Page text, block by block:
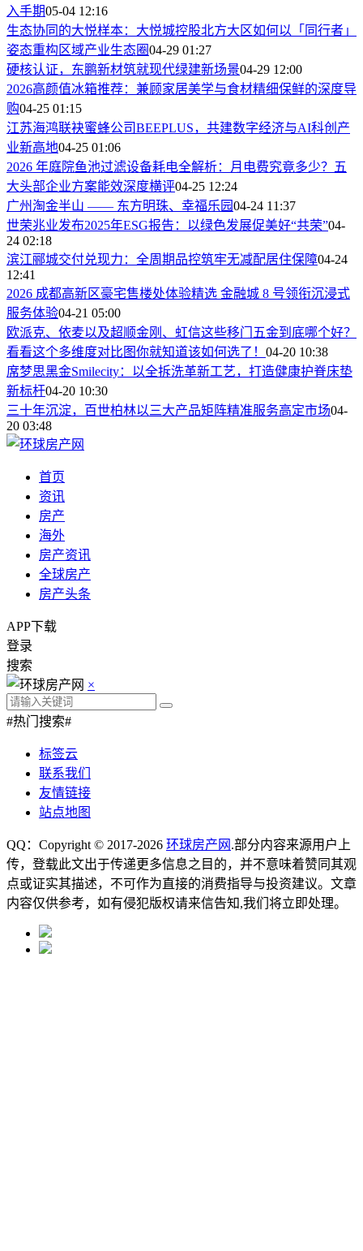
入手期05-04 12:16
生态协同的大悦样本：大悦城控股北方大区如何以「同行者」
姿态重构区域产业生态圈04-29 01:27
硬核认证，东鹏新材筑就现代绿建新场景04-29 12:00
2026高颜值冰箱推荐：兼顾家居美学与食材精细保鲜的深度导
购04-25 01:15
江苏海鸿联袂蜜蜂公司BEEPLUS，共建数字经济与AI科创产
业新高地04-25 01:06
2026 年庭院鱼池过滤设备耗电全解析：月电费究竟多少？五
大头部企业方案能效深度横评04-25 12:24
广州淘金半山 —— 东方明珠、幸福乐园04-24 11:37
世荣兆业发布2025年ESG报告：以绿色发展促美好“共荣”04-
24 02:18
滨江郦城交付兑现力：全周期品控筑牢无减配居住保障04-24
12:41
2026 成都高新区豪宅售楼处体验精选 金融城 8 号领衔沉浸式
服务体验04-21 05:00
欧派克、依麦以及超顺金刚、虹信这些移门五金到底哪个好？
看看这个多维度对比图你就知道该如何选了！ 04-20 10:38
席梦思黑金Smilecity：以全拆洗革新工艺，打造健康护脊床垫
新标杆04-20 10:30
三十年沉淀，百世柏林以三大产品矩阵精准服务高定市场04-
20 03:48
首页
资讯
房产
海外
房产资讯
全球房产
房产头条
APP下载
登录
搜索
×
#热门搜索#
标签云
联系我们
友情链接
站点地图
QQ：Copyright © 2017-2026 环球房产网 .部分内容来源用户上
传，登载此文出于传递更多信息之目的，并不意味着赞同其观
点或证实其描述，不可作为直接的消费指导与投资建议。文章
内容仅供参考，如有侵犯版权请来信告知,我们将立即处理。